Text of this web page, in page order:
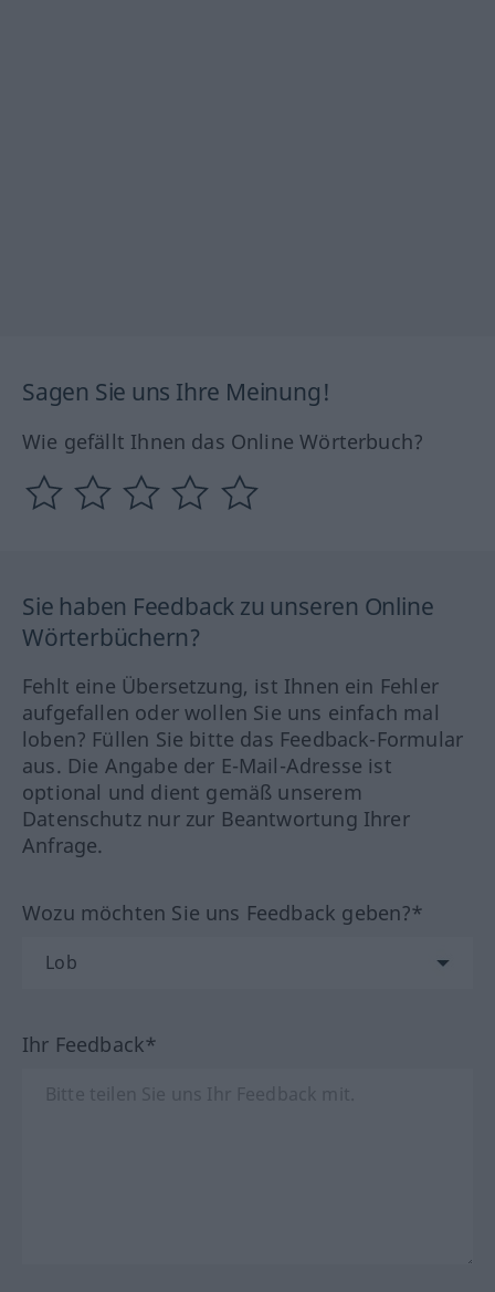
Sagen Sie uns Ihre Meinung!
Wie gefällt Ihnen das Online Wörterbuch?
Sie haben Feedback zu unseren Online
Wörterbüchern?
Fehlt eine Übersetzung, ist Ihnen ein Fehler
aufgefallen oder wollen Sie uns einfach mal
loben? Füllen Sie bitte das Feedback-Formular
aus. Die Angabe der E-Mail-Adresse ist
optional und dient gemäß unserem
Datenschutz nur zur Beantwortung Ihrer
Anfrage.
Wozu möchten Sie uns Feedback geben?*
Ihr Feedback*